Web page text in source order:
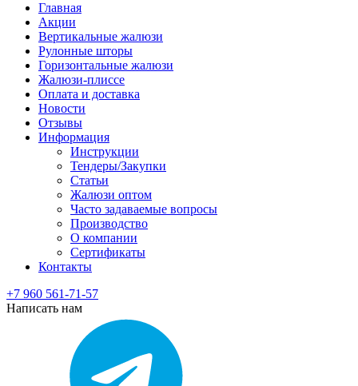
Главная
Акции
Вертикальные жалюзи
Рулонные шторы
Горизонтальные жалюзи
Жалюзи-плиссе
Оплата и доставка
Новости
Отзывы
Информация
Инструкции
Тендеры/Закупки
Статьи
Жалюзи оптом
Часто задаваемые вопросы
Производство
О компании
Сертификаты
Контакты
+7 960 561-71-57
Написать нам